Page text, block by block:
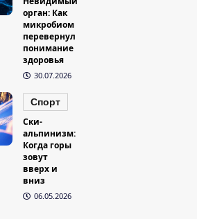
орган: Как
микробиом
перевернул
понимание
здоровья
30.07.2026
Спорт
Ски-
альпинизм:
Когда горы
зовут
вверх и
вниз
06.05.2026